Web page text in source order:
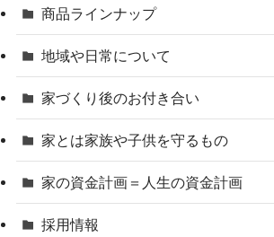
商品ラインナップ
地域や日常について
家づくり後のお付き合い
家とは家族や子供を守るもの
家の資金計画＝人生の資金計画
採用情報